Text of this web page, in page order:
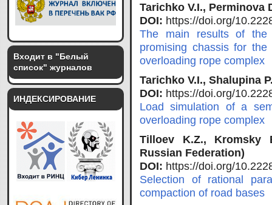
Входит в "Белый
список" журналов
ИНДЕКСИРОВАНИЕ
Tarichko V.I., Perminova
DOI: https://doi.org/
The main results of the
promising chassis for
overloading rope complex
Tarichko V.I., Shalupina
DOI: https://doi.org/
Load simulation of a
overloading rope complex
Tilloev K.Z., Kromsky
Russian Federation)
DOI: https://doi.org/
Selection of rational
compaction of road bases